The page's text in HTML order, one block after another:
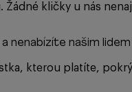
kličky u nás
našim lidem
kterou platíte,